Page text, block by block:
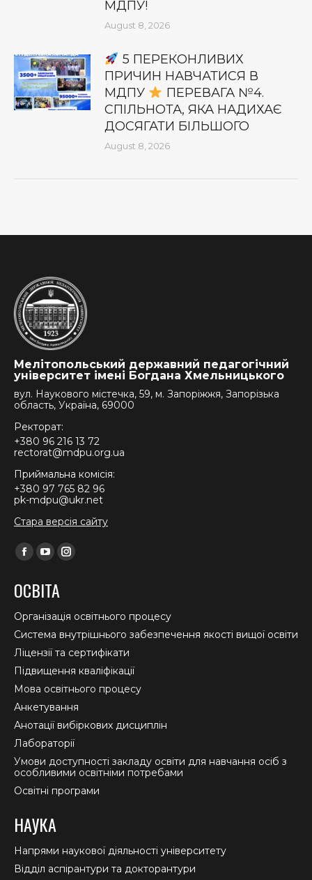
МДПУ!
August 8, 2026
5 ПЕРЕКОНЛИВИХ
ПРИЧИН НАВЧАТИСЯ В
МДПУ
ПЕРЕВАГА №4.
СПІЛЬНОТА, ЯКА НАДИХАЄ
ДОСЯГАТИ БІЛЬШОГО
August 8, 2026
Мелітопольський державний педагогічний
університет імені Богдана Хмельницького
вул. Наукового містечка, 59, м. Запоріжжя, Запорізька
область, Україна, 69000
Ректорат:
+380 96 216 13 72
rectorat@mdpu.org.ua
Приймальна комісія:
+380 97 765 82 96
pk-mdpu@ukr.net
Стара версія сайту
Find us on:
Facebook
opens
in
new
window
YouTube
opens
in
new
window
Instagram
in
new
window
ОСВІТА
Організація освітнього процесу
Система внутрішнього забезпечення якості вищої освіти
Ліцензії та сертифікати
Підвищення кваліфікації
Мова освітнього процесу
Анкетування
Анотації вибіркових дисциплін
Лабораторії
Умови доступності закладу освіти для навчання осіб з
особливими освітніми потребами
Освітні програми
НАУКА
Напрями наукової діяльності університету
Відділ аспірантури та докторантури